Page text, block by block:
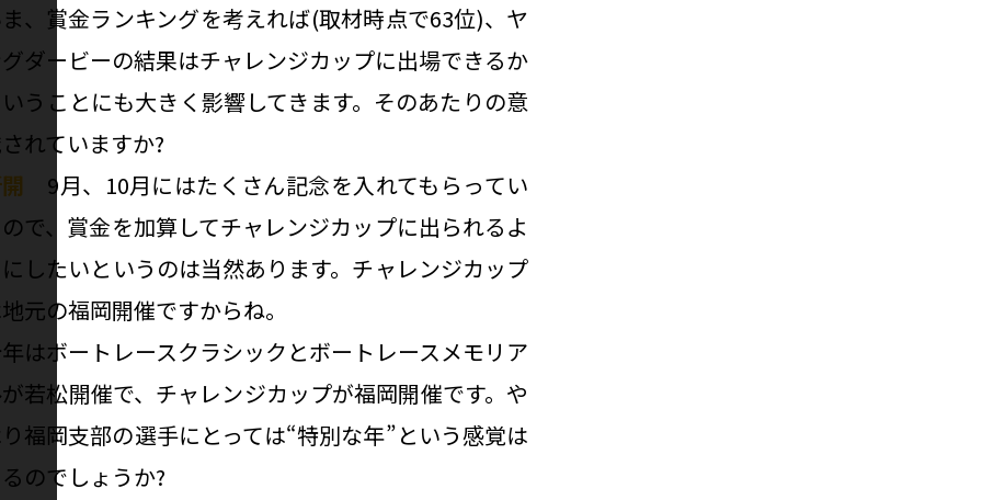
ま、賞金ランキングを考えれば(取材時点で63位)、ヤ
ダービーの結果はチャレンジカップに出場できるか
うことにも大きく影響してきます。そのあたりの意
れていますか?
9月、10月にはたくさん記念を入れてもらってい
で、賞金を加算してチャレンジカップに出られるよ
したいというのは当然あります。チャレンジカップ
元の福岡開催ですからね。
年はボートレースクラシックとボートレースメモリア
若松開催で、チャレンジカップが福岡開催です。や
福岡支部の選手にとっては“特別な年”という感覚は
のでしょうか?